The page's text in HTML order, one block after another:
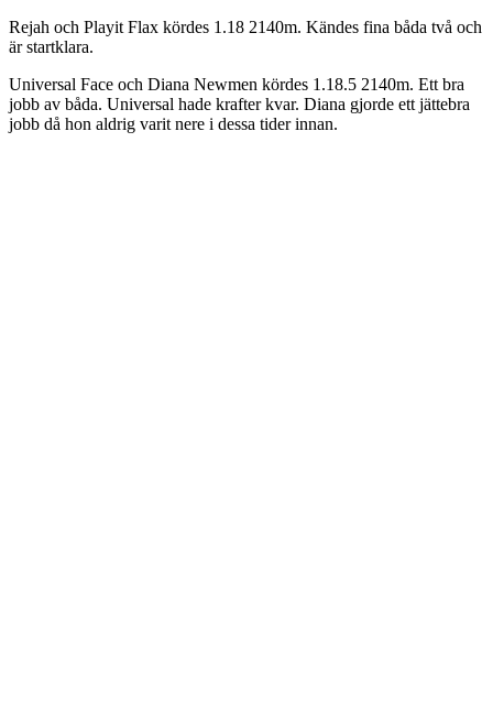
Rejah och Playit Flax kördes 1.18 2140m. Kändes fina båda två och
är startklara.
Universal Face och Diana Newmen kördes 1.18.5 2140m. Ett bra
jobb av båda. Universal hade krafter kvar. Diana gjorde ett jättebra
jobb då hon aldrig varit nere i dessa tider innan.